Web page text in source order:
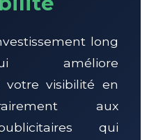
long
améliore
votre visibilité en
aux
qui